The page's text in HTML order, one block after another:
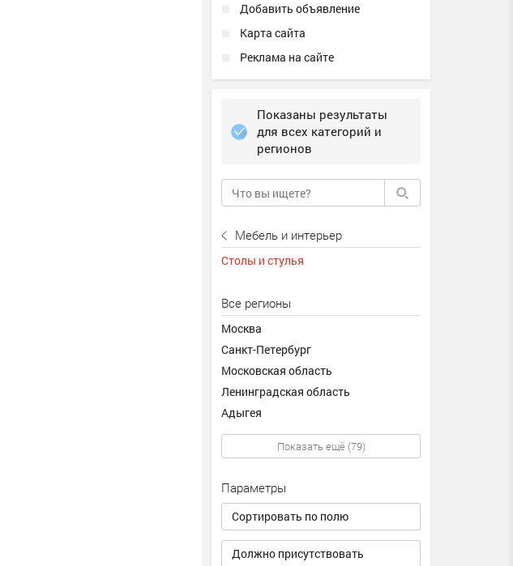
Добавить объявление
Карта сайта
Реклама на сайте
Показаны результаты
для всех категорий и
регионов
Мебель и интерьер
Столы и стулья
Все регионы
Москва
Санкт-Петербург
Московская область
Ленинградская область
Адыгея
Показать ещё (79)
Параметры
Сортировать по полю
Должно присутствовать